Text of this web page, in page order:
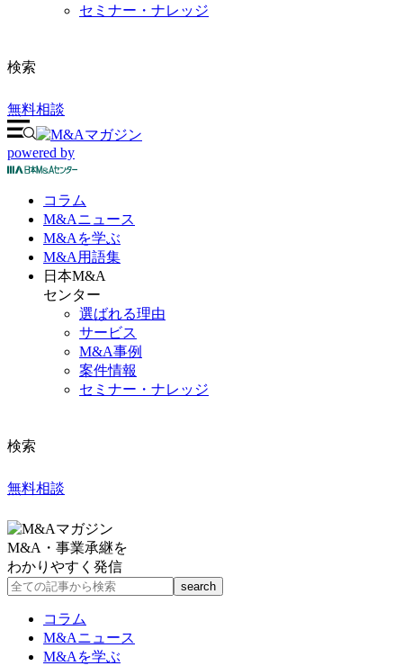
セミナー・ナレッジ
検索
無料相談
powered by
コラム
M&Aニュース
M&Aを学ぶ
M&A 用語集
日本M&A
センター
選ばれる理由
サービス
M&A事例
案件情報
セミナー・ナレッジ
検索
無料相談
M&A・事業承継を
わかりやすく発信
コラム
M&Aニュース
M&Aを学ぶ